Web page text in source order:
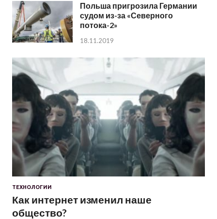
Польша пригрозила Германии
судом из-за «Северного
потока-2»
18.11.2019
ТЕХНОЛОГИИ
Как интернет изменил наше
общество?